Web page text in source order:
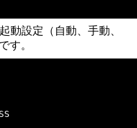
動設定（自動、手動、
す。